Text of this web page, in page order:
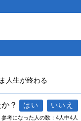
人生が終わる
？
参考になった人の数：4人中4人